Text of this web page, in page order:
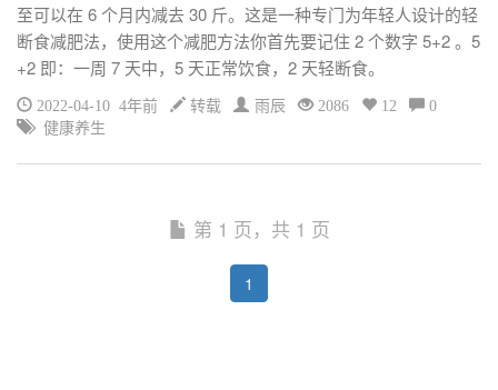
至可以在 6 个月内减去 30 斤。这是一种专门为年轻人设计的轻
断食减肥法，使用这个减肥方法你首先要记住 2 个数字 5+2 。5
+2 即：一周 7 天中，5 天正常饮食，2 天轻断食。
2022-04-10 4年前 转载 雨辰 2086 12
0
健康养生
第 1 页，共 1 页
1